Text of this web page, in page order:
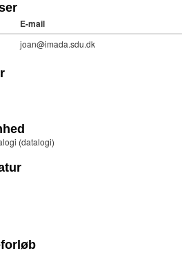
E-mail
joan@imada.sdu.dk
(datalogi)